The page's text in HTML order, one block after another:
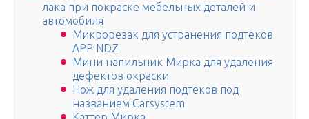
лака при покраске мебельных деталей и
автомобиля
Микрорезак для устранения подтеков
APP NDZ
Мини напильник Мирка для удаления
дефектов окраски
Нож для удаления подтеков под
названием Carsystem